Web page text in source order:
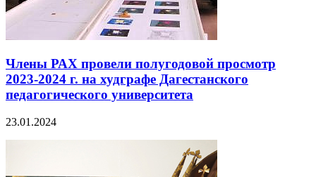
Члены РАХ провели полугодовой просмотр
2023-2024 г. на худграфе Дагестанского
педагогического университета
23.01.2024